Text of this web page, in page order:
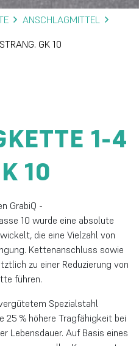
ANSCHLAGMITTEL
GK 10
1-4
10
GrabiQ -
10 wurde eine absolute
die eine Vielzahl von
Kettenanschluss sowie
zu einer Reduzierung von
führen.
Spezialstahl
% höhere Tragfähigkeit bei
Lebensdauer. Auf Basis eines